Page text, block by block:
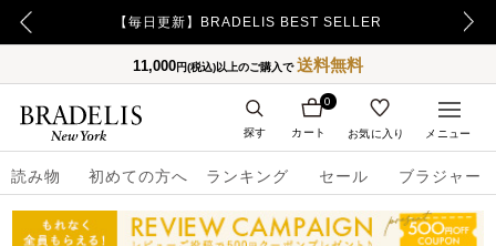
【毎日更新】BRADELIS BEST SELLER
11,000円(税込)以上のご購入で送料無料
読み物 初めての方へ ランキング セール ブラジャー
カート
0
お気に入り
探す メニュー